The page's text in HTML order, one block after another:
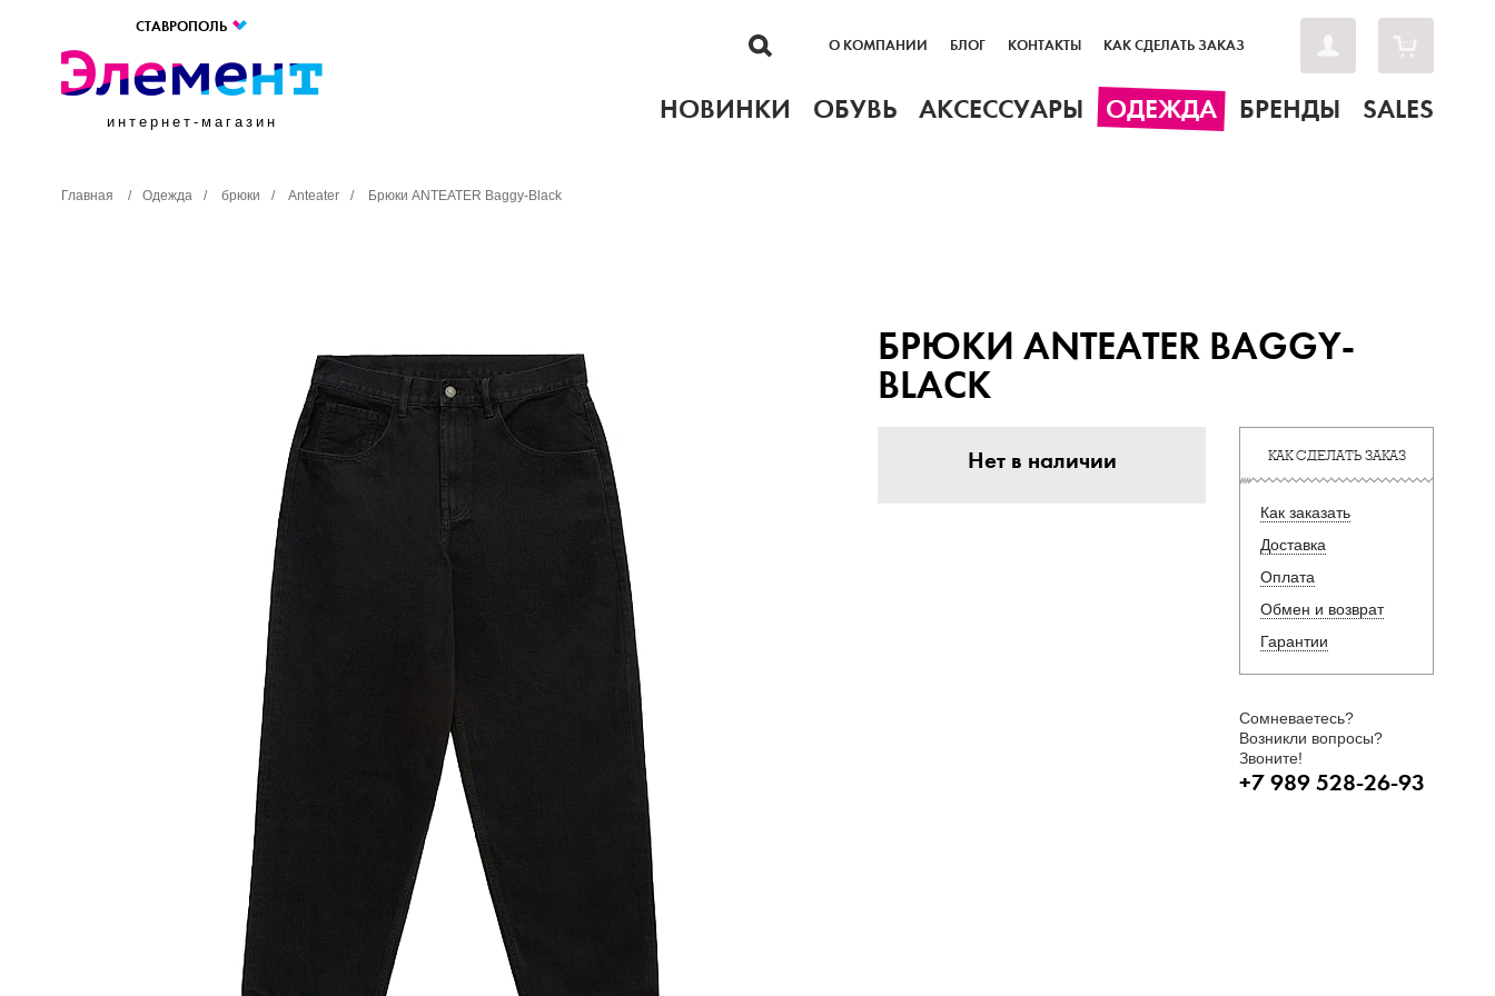
СТАВРОПОЛЬ
интернет-магазин
О КОМПАНИИ БЛОГ КОНТАКТЫ КАК СДЕЛАТЬ ЗАКАЗ
НОВИНКИ ОБУВЬ АКСЕССУАРЫ ОДЕЖДА БРЕНДЫ SALES
Главная / Одежда / брюки / Anteater / Брюки ANTEATER Baggy-Black
БРЮКИ ANTEATER BAGGY-
BLACK
Нет в наличии КАК СДЕЛАТЬ ЗАКАЗ
Как заказать
Доставка
Оплата
Обмен и возврат
Гарантии
Сомневаетесь?
Возникли вопросы?
Звоните!
+7 989 528-26-93